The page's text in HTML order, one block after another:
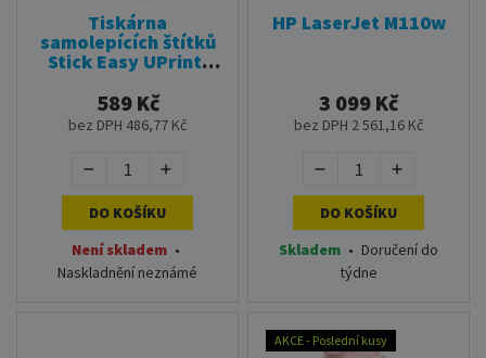
Tiskárna
samolepících štítků
Stick Easy UPrint,
589 Kč
bez DPH 486,77 Kč
DO KOŠÍKU
Není skladem •
Naskladnění neznámé
HP LaserJet M110w
3 099 Kč
bez DPH 2 561,16 Kč
DO KOŠÍKU
Skladem • Doručení do
týdne
AKCE - Poslední kusy